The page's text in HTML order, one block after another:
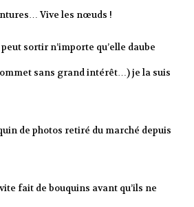
Vive les nœuds !
sortir n’importe qu’elle daube
sans grand intérêt…) je la suis
de photos retiré du marché depuis
fait de bouquins avant qu’ils ne